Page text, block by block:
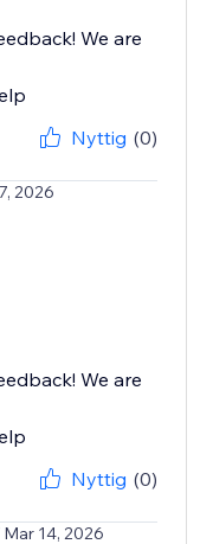
We are
Nyttig (0)
2026
We are
Nyttig (0)
Mar 14, 2026